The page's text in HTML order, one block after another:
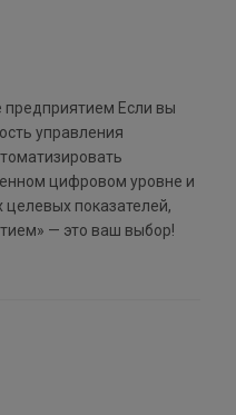
предприятием Если вы
управления
цифровом уровне и
показателей,
— это ваш выбор!